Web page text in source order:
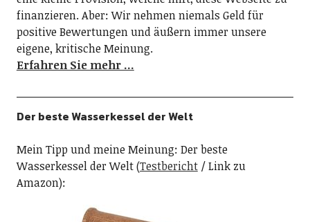
finanzieren. Aber: Wir nehmen niemals Geld für
positive Bewertungen und äußern immer unsere
eigene, kritische Meinung.
Erfahren Sie mehr …
Der beste Wasserkessel der Welt
Mein Tipp und meine Meinung: Der beste
Wasserkessel der Welt (Testbericht/ Link zu
Amazon):